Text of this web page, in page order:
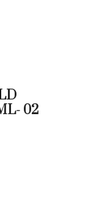
02